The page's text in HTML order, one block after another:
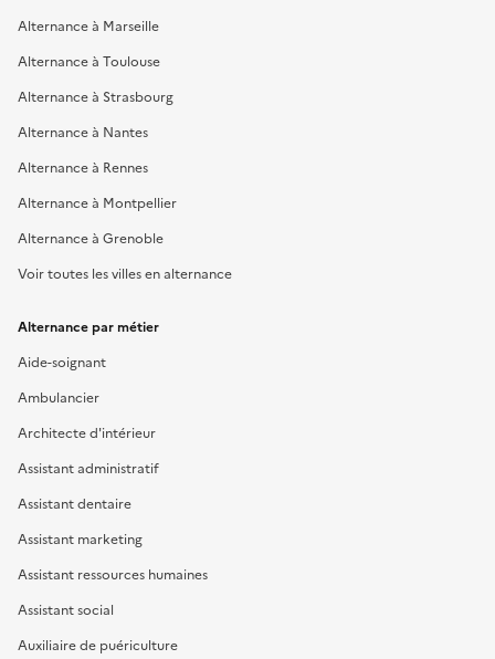
Alternance à Marseille
Alternance à Toulouse
Alternance à Strasbourg
Alternance à Nantes
Alternance à Rennes
Alternance à Montpellier
Alternance à Grenoble
Voir toutes les villes en alternance
Alternance par métier
Aide-soignant
Ambulancier
Architecte d'intérieur
Assistant administratif
Assistant dentaire
Assistant marketing
Assistant ressources humaines
Assistant social
Auxiliaire de puériculture